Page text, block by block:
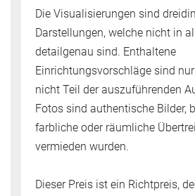
Die Visualisierungen sind
Darstellungen, welche nicht in
detailgenau sind. Enthaltene
Einrichtungsvorschläge sind
nicht Teil der auszuführenden
Fotos sind authentische Bilder,
farbliche oder räumliche
vermieden wurden.
Dieser Preis ist ein Richtpreis,